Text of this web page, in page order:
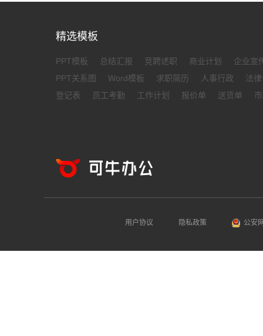
精选模板
PPT模板 总结汇报 竞聘述职 商业计划
企业宣
PPT关系图
Word模板 求职简历 人事行政
法
登记表
员工考勤 工作计划 报价单 送货单
用户协议 隐私政策 公安